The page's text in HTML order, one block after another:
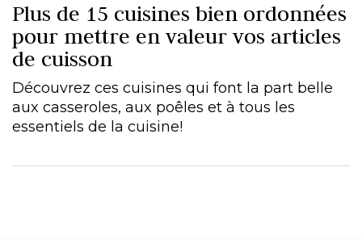
Plus de 15 cuisines bien ordonnées
pour mettre en valeur vos articles
de cuisson
Découvrez ces cuisines qui font la part belle
aux casseroles, aux poêles et à tous les
essentiels de la cuisine!